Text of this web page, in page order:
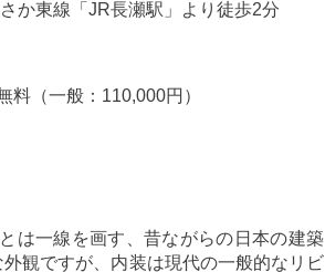
か東線「JR長瀬駅」より徒歩2分
料（一般：110,000円）
は一線を画す、昔ながらの日本の建築
観ですが、内装は現代の一般的なリビ